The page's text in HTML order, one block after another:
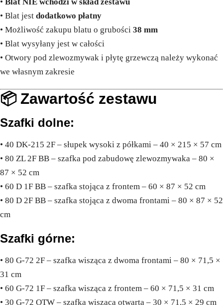
• Blat jest dodatkowo płatny
• Możliwość zakupu blatu o grubości 38 mm
• Blat wysyłany jest w całości
• Otwory pod zlewozmywak i płytę grzewczą należy wykonać
we własnym zakresie
📦 Zawartość zestawu
Szafki dolne:
• 40 DK-215 2F – słupek wysoki z półkami – 40 × 215 × 57 cm
• 80 ZL 2F BB – szafka pod zabudowę zlewozmywaka – 80 ×
87 × 52 cm
• 60 D 1F BB – szafka stojąca z frontem – 60 × 87 × 52 cm
• 80 D 2F BB – szafka stojąca z dwoma frontami – 80 × 87 × 52
cm
Szafki górne:
• 80 G-72 2F – szafka wisząca z dwoma frontami – 80 × 71,5 ×
31 cm
• 60 G-72 1F – szafka wisząca z frontem – 60 × 71,5 × 31 cm
• 30 G-72 OTW – szafka wisząca otwarta – 30 × 71,5 × 29 cm